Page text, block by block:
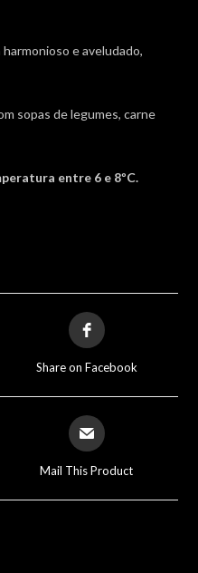
e aveludado,
sopas de legumes, carne
entre 6 e 8ºC.
Opens
in
new
Share on Facebook
Opens
in
new
Mail This Product